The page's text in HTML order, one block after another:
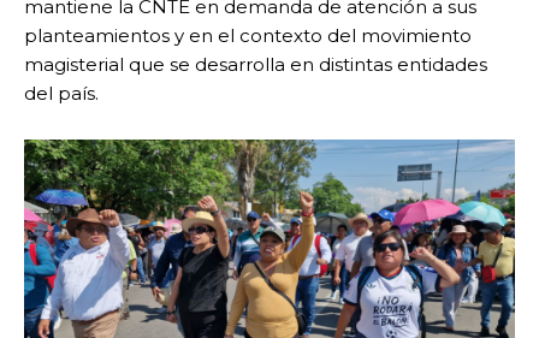
mantiene la CNTE en demanda de atención a sus
planteamientos y en el contexto del movimiento
magisterial que se desarrolla en distintas entidades
del país.